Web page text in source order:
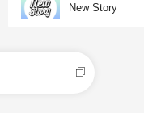
New Story